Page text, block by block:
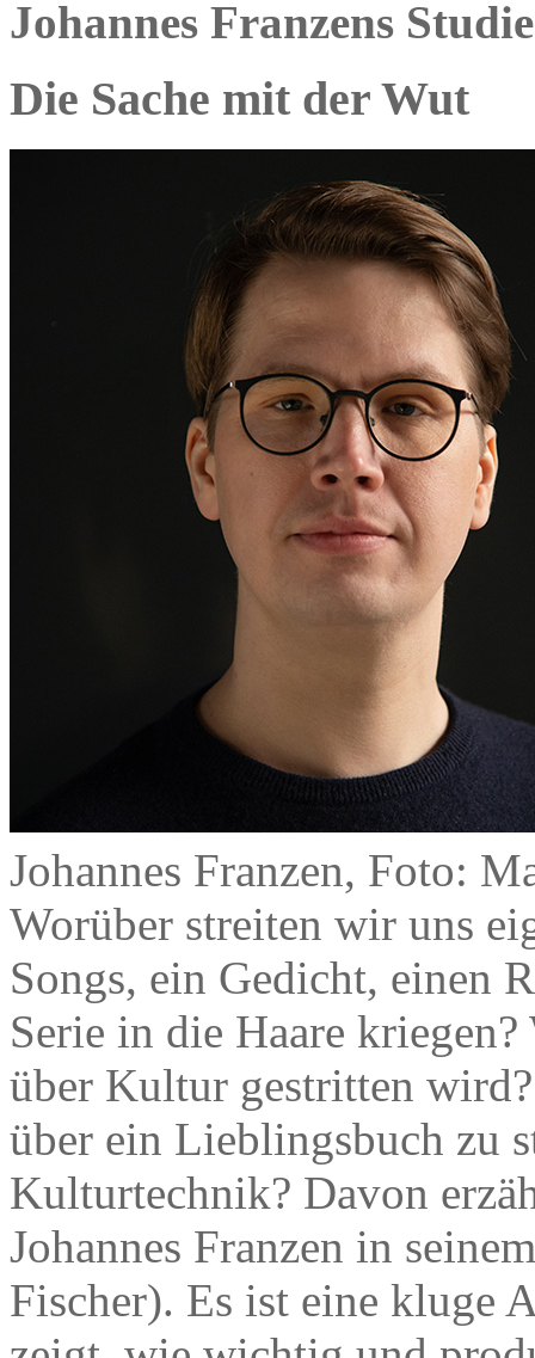
Johannes Franzens
Die Sache mit der Wut
Johannes Franzen, Foto:
Worüber streiten wir uns
Songs, ein Gedicht, einen
Serie in die Haare
über Kultur gestritten
über ein Lieblingsbuch zu
Kulturtechnik? Davon
Johannes Franzen in
Fischer). Es ist eine kluge